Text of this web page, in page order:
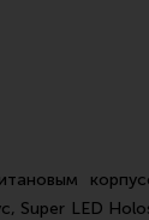
Super LED